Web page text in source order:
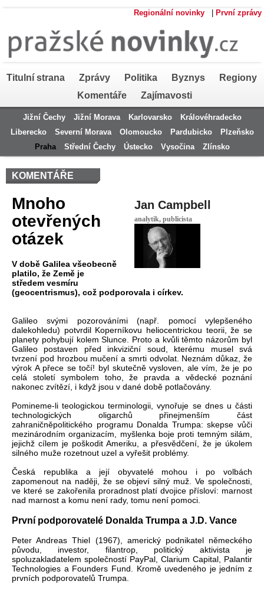
Regionální novinky První zprávy
Titulní strana Zprávy Politika Byznys
Regiony
Komentáře
Zajímavosti
Jižní Čechy Jižní Morava Karlovarsko
Královéhradecko
Liberecko
Severní Morava Olomoucko Pardubicko
Plzeňsko
Praha
Střední Čechy Ústecko Vysočina Zlínsko
KOMENTÁŘE
Jan Campbell
analytik, publicista
Mnoho
otevřených
otázek
V době Galilea všeobecně
platilo, že Země je
středem vesmíru
(geocentrismus), což podporovala i církev.
Galileo svými pozorováními (např. pomocí vylepšeného
dalekohledu) potvrdil Koperníkovu heliocentrickou teorii, že se
planety pohybují kolem Slunce. Proto a kvůli těmto názorům byl
Galileo postaven před inkviziční soud, kterému musel svá
tvrzení pod hrozbou mučení a smrti odvolat. Neznám důkaz, že
výrok A přece se točí! byl skutečně vysloven, ale vím, že je po
celá století symbolem toho, že pravda a vědecké poznání
nakonec zvítězí, i když jsou v dané době potlačovány.
Pomineme-li teologickou terminologii, vynořuje se dnes u části
technologických oligarchů přinejmenším část
zahraničněpolitického programu Donalda Trumpa: skepse vůči
mezinárodním organizacím, myšlenka boje proti temným silám,
jejichž cílem je poškodit Ameriku, a přesvědčení, že je úkolem
silného muže rozetnout uzel a vyřešit problémy.
Česká republika a její obyvatelé mohou i po volbách
zapomenout na naději, že se objeví silný muž. Ve společnosti,
ve které se zakořenila proradnost platí dvojice přísloví: marnost
nad marnost a komu není rady, tomu není pomoci.
První podporovatelé Donalda Trumpa a J.D. Vance
Peter Andreas Thiel (1967), americký podnikatel německého
původu, investor, filantrop, politický aktivista je
spoluzakladatelem společností PayPal, Clarium Capital, Palantir
Technologies a Founders Fund. Kromě uvedeného je jedním z
prvních podporovatelů Trumpa.